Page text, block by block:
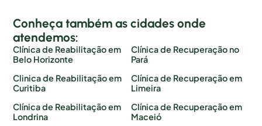
Conheça também as cidades onde
atendemos:
Clínica de Reabilitação em
Belo Horizonte
Clinica de Reabilitação em
Curitiba
Clínica de Reabilitação em
Londrina
Clínica de Recuperação no
Pará
Clínica de Recuperação em
Limeira
Clínica de Recuperação em
Maceió